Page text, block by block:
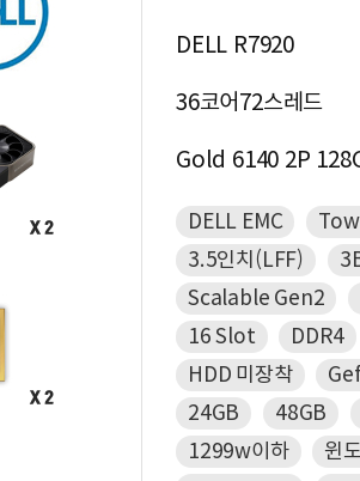
DELL R7920
36코어72스레드
Gold 6140 2P
DELL EMC
3.5인치(LFF)
Scalable Gen2
16 Slot
DDR4
HDD 미장착
24GB
48GB
1299w이하
윈